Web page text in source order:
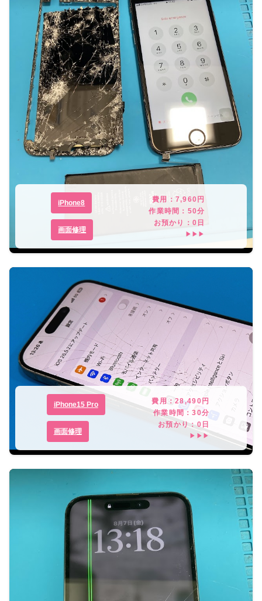
iPhone8
画面修理
費用： 7,960円
作業時間： 50分
お預かり：0 日
▶▶▶
iPhone15 Pro
画面修理
費用：28,490 円
作業時間：30分
お預かり：0 日
▶▶▶